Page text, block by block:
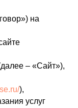
на
– «Сайт»),
),
услуг